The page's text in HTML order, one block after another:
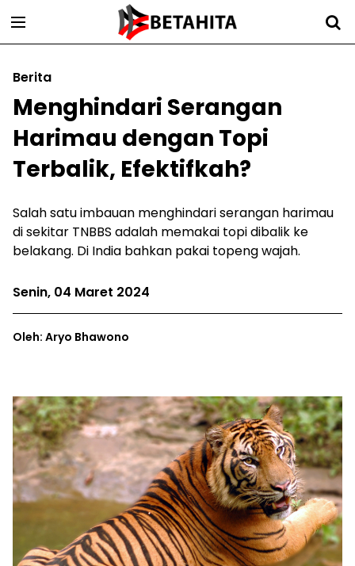
Berita
Menghindari Serangan
Harimau dengan Topi
Terbalik, Efektifkah?
Salah satu imbauan menghindari serangan harimau
di sekitar TNBBS adalah memakai topi dibalik ke
belakang. Di India bahkan pakai topeng wajah.
Senin, 04 Maret 2024
Oleh: Aryo Bhawono